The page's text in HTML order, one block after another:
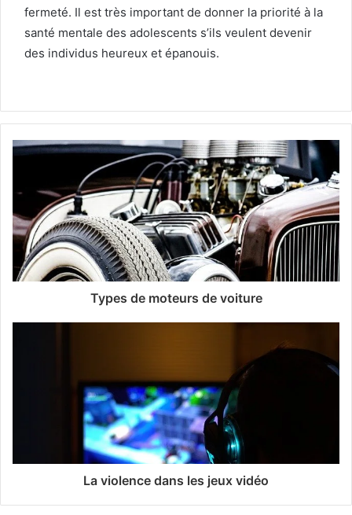
fermeté. Il est très important de donner la priorité à la
santé mentale des adolescents s’ils veulent devenir
des individus heureux et épanouis.
Types de moteurs de voiture
La violence dans les jeux vidéo